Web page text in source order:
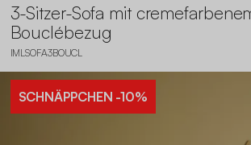
3-Sitzer-Sofa mit
Bouclébezug
IMLSOFA3BOUCL
SCHNÄPPCHEN -10%